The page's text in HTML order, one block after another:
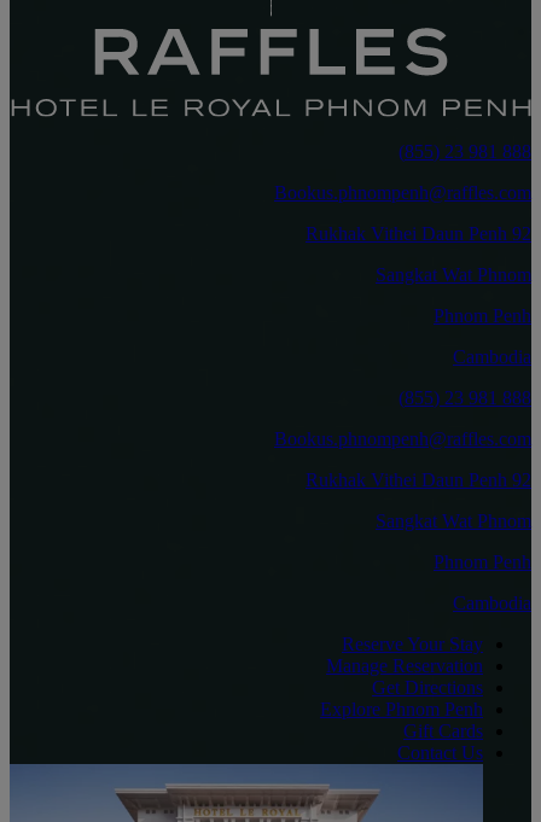
888 981 23 (855)
Bookus.phnompenh@raffles.com
92 Rukhak Vithei Daun Penh
Sangkat Wat Phnom
Phnom Penh
Cambodia
888 981 23 (855)
Bookus.phnompenh@raffles.com
92 Rukhak Vithei Daun Penh
Sangkat Wat Phnom
Phnom Penh
Cambodia
Reserve Your Stay
Manage Reservation
Get Directions
Explore Phnom Penh
Gift Cards
Contact Us